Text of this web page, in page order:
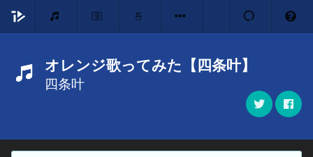
オレンジ歌ってみた【四条叶】
四条叶